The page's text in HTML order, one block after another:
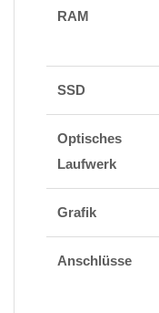
RAM
SSD
Optisches
Laufwerk
Grafik
Anschlüsse